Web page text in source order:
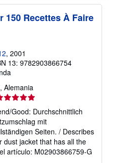
r
f
n
150 Recettes À Faire
, 2001
13: 9782903866754
Alemania
Good: Durchschnittlich
mit
Seiten. / Describes
dust jacket that has all the
artículo: M02903866759-G